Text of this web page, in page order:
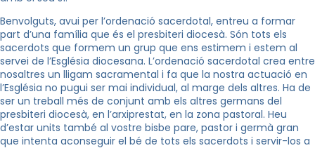
Benvolguts, avui per l’ordenació sacerdotal, entreu a formar
part d’una família que és el presbiteri diocesà. Són tots els
sacerdots que formem un grup que ens estimem i estem al
servei de l’Església diocesana. L’ordenació sacerdotal crea entre
nosaltres un lligam sacramental i fa que la nostra actuació en
l’Església no pugui ser mai individual, al marge dels altres. Ha de
ser un treball més de conjunt amb els altres germans del
presbiteri diocesà, en l’arxiprestat, en la zona pastoral. Heu
d’estar units també al vostre bisbe pare, pastor i germà gran
que intenta aconseguir el bé de tots els sacerdots i servir-los a